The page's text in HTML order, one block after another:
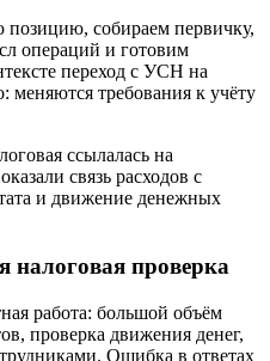
собираем первичку,
операций и готовим
переход с УСН на
требования к учёту
ссылалась на
связь расходов с
и движение денежных
налоговая проверка
работа: большой объём
проверка движения денег,
Ошибка в ответах